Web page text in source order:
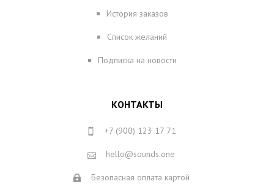
История заказов
Список желаний
Подписка на новости
КОНТАКТЫ
+7 (900) 123 17 71
hello@sounds.one
Безопасная оплата картой